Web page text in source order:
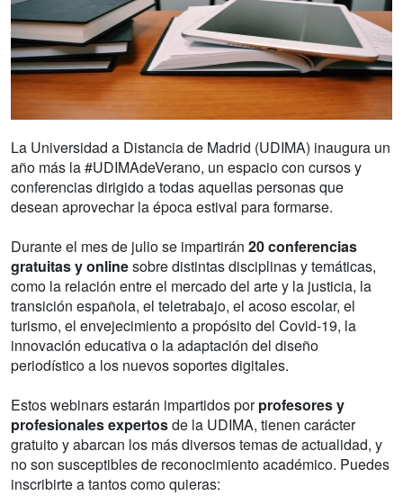
La Universidad a Distancia de Madrid (UDIMA) inaugura un
año más la #UDIMAdeVerano, un espacio con cursos y
conferencias dirigido a todas aquellas personas que
desean aprovechar la época estival para formarse.
Durante el mes de julio se impartirán 20 conferencias
gratuitas y onlinesobre distintas disciplinas y temáticas,
como la relación entre el mercado del arte y la justicia, la
transición española, el teletrabajo, el acoso escolar, el
turismo, el envejecimiento a propósito del Covid-19, la
innovación educativa o la adaptación del diseño
periodístico a los nuevos soportes digitales.
Estos webinars estarán impartidos porprofesores y
profesionales expertosde la UDIMA, tienen carácter
gratuito y abarcan los más diversos temas de actualidad, y
no son susceptibles de reconocimiento académico. Puedes
inscribirte a tantos como quieras: